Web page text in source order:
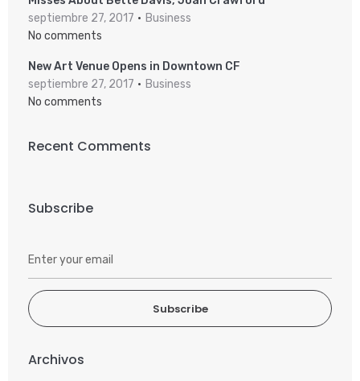
septiembre 27, 2017
Business
No comments
New Art Venue Opens in Downtown CF
septiembre 27, 2017
Business
No comments
Recent Comments
Subscribe
Subscribe
Archivos